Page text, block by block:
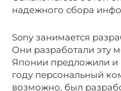
надежного сбора
Sony занимается
Они разработали эту
Японии предложили и
году персональный
возможно, был